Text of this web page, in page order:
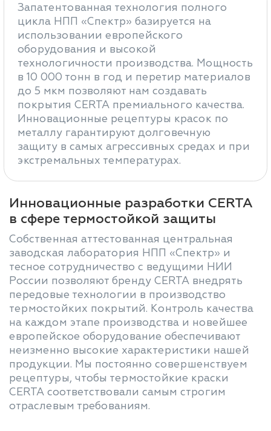
Запатентованная технология полного
цикла НПП «Спектр» базируется на
использовании европейского
оборудования и высокой
технологичности производства. Мощность
в 10 000 тонн в год и перетир материалов
до 5 мкм позволяют нам создавать
покрытия CERTA премиального качества.
Инновационные рецептуры красок по
металлу гарантируют долговечную
защиту в самых агрессивных средах и при
экстремальных температурах.
Инновационные разработки CERTA
в сфере термостойкой защиты
Собственная аттестованная центральная
заводская лаборатория НПП «Спектр» и
тесное сотрудничество с ведущими НИИ
России позволяют бренду CERTA внедрять
передовые технологии в производство
термостойких покрытий. Контроль качества
на каждом этапе производства и новейшее
европейское оборудование обеспечивают
неизменно высокие характеристики нашей
продукции. Мы постоянно совершенствуем
рецептуры, чтобы термостойкие краски
CERTA соответствовали самым строгим
отраслевым требованиям.